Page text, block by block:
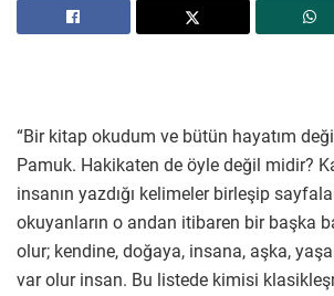
“Bir kitap okudum ve bütün hayatım
Pamuk. Hakikaten de öyle değil midir?
insanın yazdığı kelimeler birleşip
okuyanların o andan itibaren bir başka
olur; kendine, doğaya, insana, aşka,
var olur insan. Bu listede kimisi